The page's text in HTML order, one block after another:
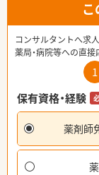
コンサルタントへ求
薬局・病院等への直
1
保有資格・経験
薬剤師